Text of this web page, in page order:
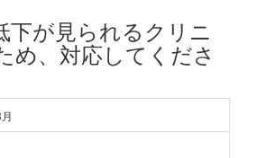
下が見られるクリニ
め、対応してくださ